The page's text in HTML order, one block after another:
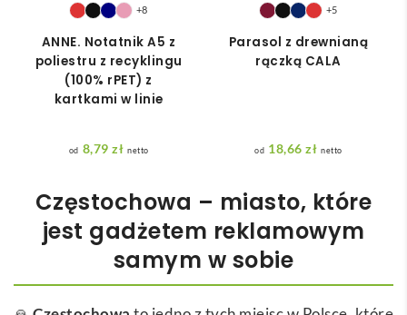
+8
ANNE. Notatnik A5 z
poliestru z recyklingu
(100% rPET) z
kartkami w linie
8,79 zł netto
+5
Parasol z drewnianą
rączką CALA
18,66zł netto
Częstochowa – miasto, które
jest gadżetem reklamowym
samym w sobie